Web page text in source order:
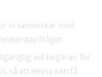
vi samverkar med
frågor.
vid begäran för
så att dessa kan få